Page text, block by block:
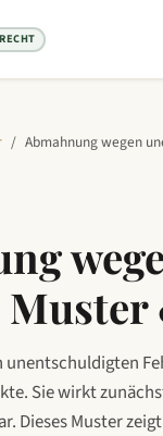
/ Abmahnung wegen
unentschuldigten
Sie wirkt
Dieses Muster